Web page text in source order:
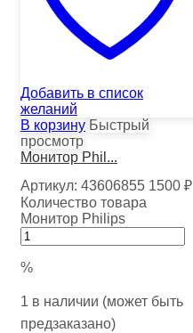
Добавить в список
желаний
В корзину Быстрый
просмотр
Монитор Phil...
Артикул: 43606855 1500 ₽
Количество товара
Монитор Philips
%
1 в наличии (может быть
предзаказано)